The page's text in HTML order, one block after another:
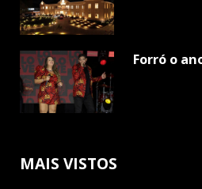
Forró o
MAIS VISTOS